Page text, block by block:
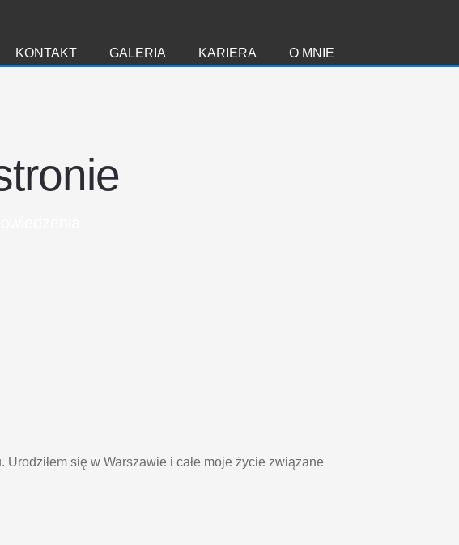
O MNIE
KARIERA
GALERIA
KONTAKT
Urodziłem się w Warszawie i całe moje życie związane